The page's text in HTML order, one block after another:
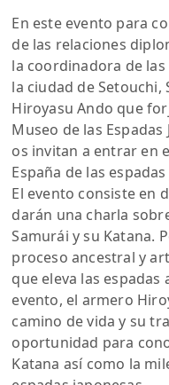
En este evento para
de las relaciones
la coordinadora de
la ciudad de
Hiroyasu Ando que
Museo de las Espadas
os invitan a entrar en
España de las
El evento consiste en
darán una charla
Samurái y su Katana.
proceso ancestral y
que eleva las
evento, el armero
camino de vida y su
oportunidad para
Katana así como la